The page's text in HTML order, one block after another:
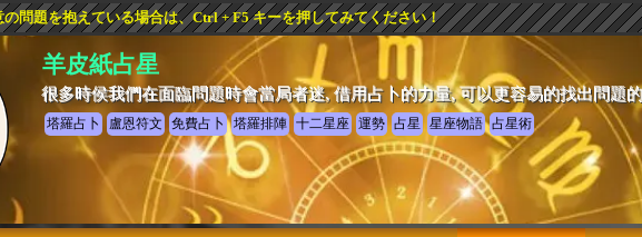
問題を抱えている場合は、Ctrl + F5 キーを押してみてください！
羊皮紙占星
很多時侯我們在面臨問題時會當局者迷, 借用占卜的力量, 可以更容易的找出問題的
塔羅占卜 盧恩符文 免費占卜 塔羅排陣 十二星座 運勢 占星 星座物語 占星術